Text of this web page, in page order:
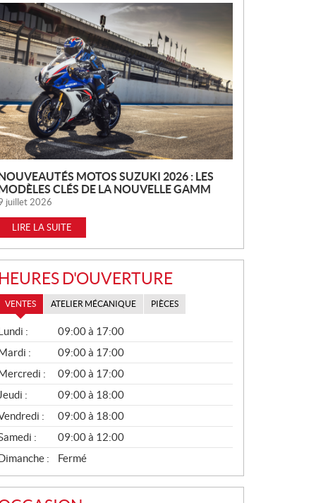
N
E
MOTOS SUZUKI 2026 : LES
CLÉS DE LA NOUVELLE GAMM
juillet 2026
LIRE LA SUITE
HEURES D'OUVERTURE
VENTES ATELIER MÉCANIQUE PIÈCES
:
09:00 à 17:00
:
09:00 à 17:00
:
09:00 à 17:00
Jeudi :
09:00 à 18:00
:
09:00 à 18:00
:
09:00 à 12:00
:
Fermé